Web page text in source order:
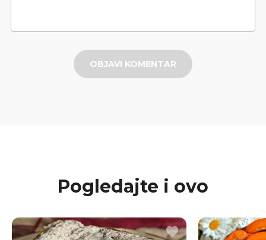
OBJAVI KOMENTAR
Pogledajte i ovo